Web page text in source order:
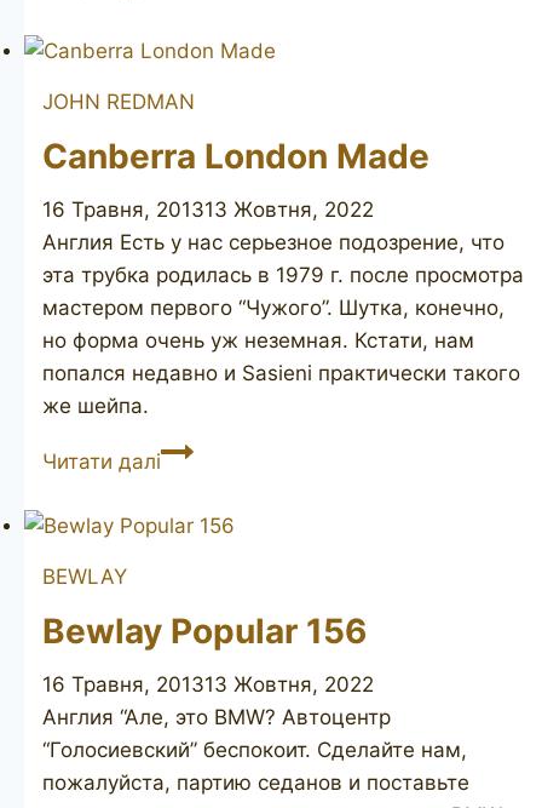
Denmark
JOHN REDMAN
Canberra London Made
16 Травня, 201313 Жовтня, 2022
Англия Есть у нас серьезное подозрение, что
эта трубка родилась в 1979 г. после просмотра
мастером первого “Чужого”. Шутка, конечно,
но форма очень уж неземная. Кстати, нам
попался недавно и Sasieni практически такого
же шейпа.
Читати даліCanberra
Made
BEWLAY
Bewlay Popular 156
16 Травня, 201313 Жовтня, 2022
Англия “Але, это BMW? Автоцентр
“Голосиевский” беспокоит. Сделайте нам,
пожалуйста, партию седанов и поставьте